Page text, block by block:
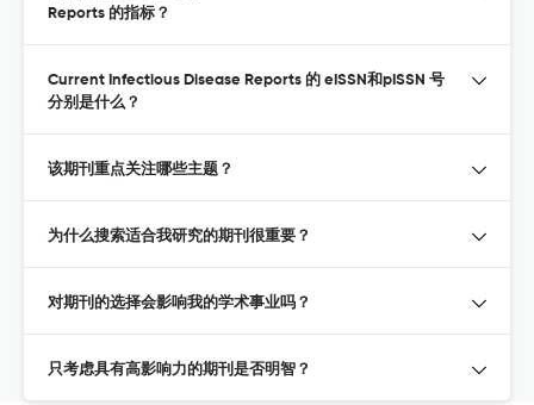
Reports 的指标？
Current Infectious Disease Reports 的 eISSN和pISSN 号
分别是什么？
该期刊重点关注哪些主题？
为什么搜索适合我研究的期刊很重要？
对期刊的选择会影响我的学术事业吗？
只考虑具有高影响力的期刊是否明智？